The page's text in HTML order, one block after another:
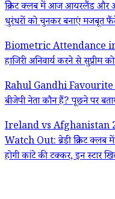
क्रिकेट क्लब में आज आयरलैंड और
धुरंधरों को चुनकर बनाएं मजबूत
Biometric Attendance in
हाजिरी अनिवार्य करने से सुप्रीम
Rahul Gandhi Favourite
बीजेपी नेता कौन हैं? पूछने पर
Ireland vs Afghanistan
Watch Out: ब्रेडी क्रिकेट
होगी कांटे की टक्कर, इन स्टार